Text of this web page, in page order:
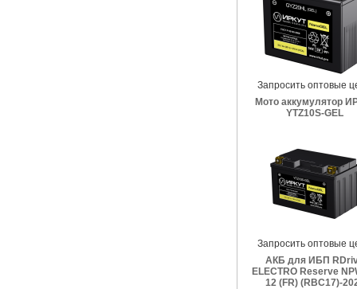
Запросить оптовые
Мото аккумулятор
YTZ10S-GEL
Запросить оптовые
АКБ для ИБП
ELECTRO Reserve
12 (FR) (RBC17)-